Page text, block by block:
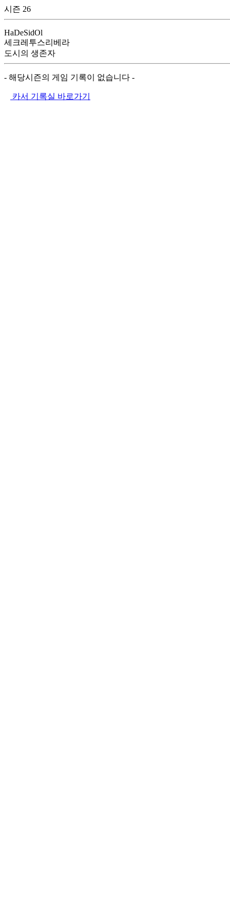
시즌 26
HaDeSidOl
세크레투스리베라
도시의 생존자
- 해당시즌의 게임 기록이 없습니다 -
카서 기록실 바로가기